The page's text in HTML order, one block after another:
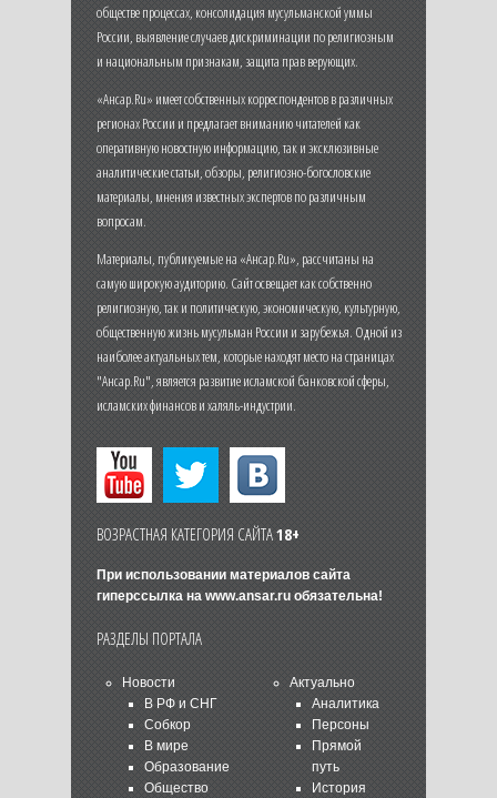
обществе процессах, консолидация мусульманской уммы
России, выявление случаев дискриминации по религиозным
и национальным признакам, защита прав верующих.
«Ансар.Ru» имеет собственных корреспондентов в различных
регионах России и предлагает вниманию читателей как
оперативную новостную информацию, так и эксклюзивные
аналитические статьи, обзоры, религиозно-богословские
материалы, мнения известных экспертов по различным
вопросам.
Материалы, публикуемые на «Ансар.Ru», рассчитаны на
самую широкую аудиторию. Сайт освещает как собственно
религиозную, так и политическую, экономическую, культурную,
общественную жизнь мусульман России и зарубежья. Одной из
наиболее актуальных тем, которые находят место на страницах
"Ансар.Ru", является развитие исламской банковской сферы,
исламских финансов и халяль-индустрии.
ВОЗРАСТНАЯ КАТЕГОРИЯ САЙТА18+
При использовании материалов сайта
гиперссылка на www.ansar.ruобязательна!
РАЗДЕЛЫ ПОРТАЛА
Новости
В РФ и СНГ
Собкор
В мире
Образование
Общество
Актуально
Аналитика
Персоны
Прямой
путь
История